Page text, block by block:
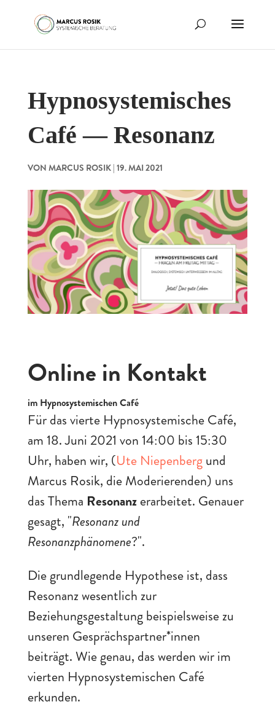
Hypnosystemisches
Café — Resonanz
VON MARCUS ROSIK| 19. MAI 2021
Online in Kontakt
im Hypnosystemischen Café
Für das vierte Hypnosystemische Café,
am 18. Juni 2021 von 14:00 bis 15:30
Uhr, haben wir, (Ute Niepenbergund
Marcus Rosik, die Moderierenden) uns
das Thema Resonanzerarbeitet. Genauer
gesagt, "Resonanz und
Resonanzphänomene?".
Die grundlegende Hypothese ist, dass
Resonanz wesentlich zur
Beziehungsgestaltung beispielsweise zu
unseren Gesprächspartner*innen
beiträgt. Wie genau, das werden wir im
vierten Hypnosystemischen Café
erkunden.